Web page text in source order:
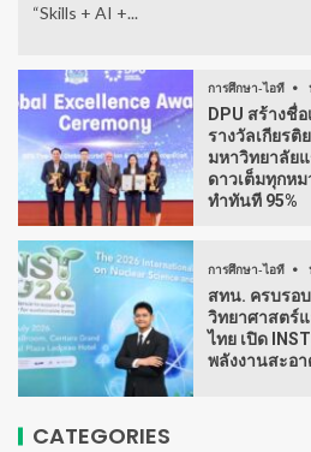
“Skills + AI +...
การศึกษา-ไอที
DPU สร้างชื่
รางวัลเกียรติ
มหาวิทยาลัย
ดาวเต็มทุกห
ทำทันที 95%
การศึกษา-ไอที
สทน. ครบรอ
วิทยาศาสตร์
ไทย เปิด
พลังงานสะอ
CATEGORIES